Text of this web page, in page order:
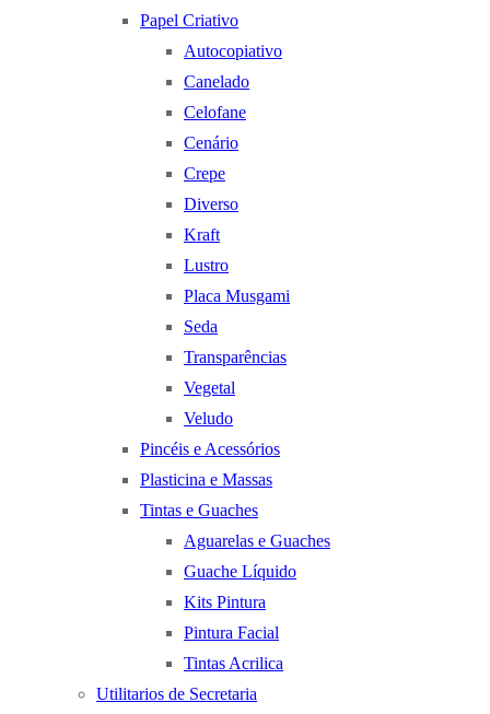
Papel Criativo
Autocopiativo
Canelado
Celofane
Cenário
Crepe
Diverso
Kraft
Lustro
Placa Musgami
Seda
Transparências
Vegetal
Veludo
Pincéis e Acessórios
Plasticina e Massas
Tintas e Guaches
Aguarelas e Guaches
Guache Líquido
Kits Pintura
Pintura Facial
Tintas Acrilica
Utilitarios de Secretaria